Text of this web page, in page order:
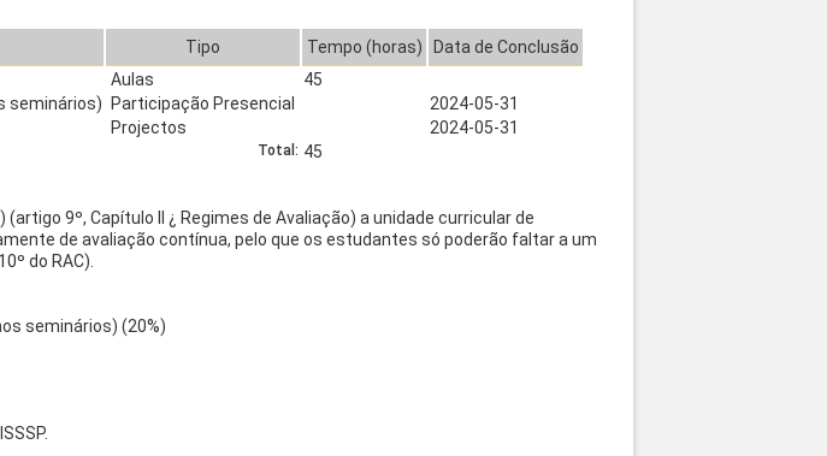
Tipo Tempo (horas)
Data de Conclusão
Aulas
45
seminários)
Participação Presencial
2024-05-31
Projectos 2024-05-31
Total: 45
9º, Capítulo II ¿ Regimes de Avaliação) a unidade curricular de
de avaliação contínua, pelo que os estudantes só poderão faltar a um
do RAC).
seminários) (20%)